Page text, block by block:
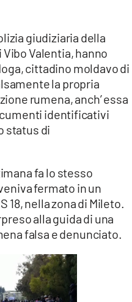
giudiziaria della
Valentia, hanno
cittadino moldavo di
la propria
rumena, anch’ essa
identificativi
status di
fa lo stesso
fermato in un
nella zona di Mileto.
alla guida di una
falsa e denunciato.